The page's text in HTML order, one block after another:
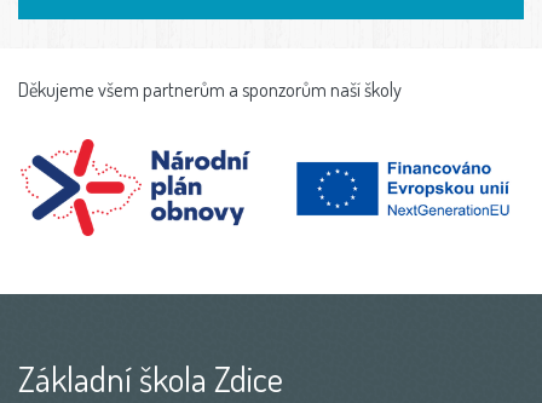
Děkujeme všem partnerům a sponzorům naší školy
Základní škola Zdice